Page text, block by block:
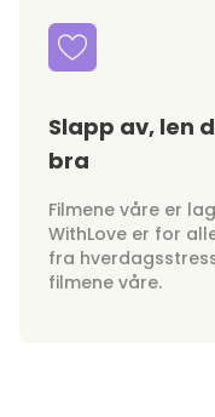
Slapp av, len
bra
Filmene våre er
WithLove er for
fra
filmene våre.